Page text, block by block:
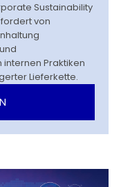
Sustainability
von
Praktiken
Lieferkette.